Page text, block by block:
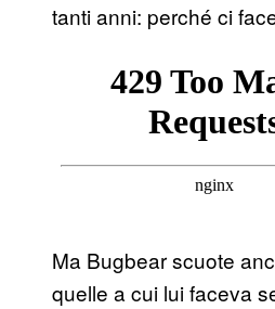
tanti anni: perché ci
Ma Bugbear scuote
quelle a cui lui faceva